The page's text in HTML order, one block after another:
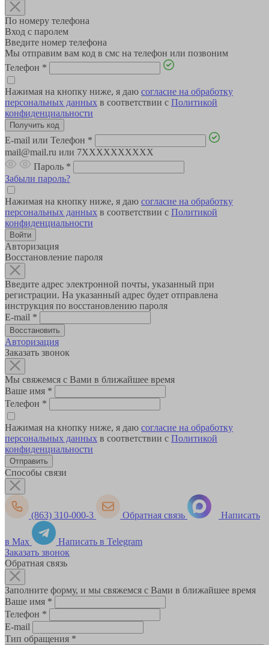
По номеру телефона
Вход с паролем
Введите номер телефона
Мы отправим вам код в смс на телефон или позвоним
Телефон *
Нажимая на кнопку ниже, я даю согласие на обработку
персональных данных в соответствии с Политикой
конфиденциальности
E-mail или Телефон *
mail@mail.ru или 7XXXXXXXXXX
Пароль *
Забыли пароль?
Нажимая на кнопку ниже, я даю согласие на обработку
персональных данных в соответствии с Политикой
конфиденциальности
Авторизация
Восстановление пароля
Введите адрес электронной почты, указанный при
регистрации. На указанный адрес будет отправлена
инструкция по восстановлению пароля
E-mail *
Авторизация
Заказать звонок
Мы свяжемся с Вами в ближайшее время
Ваше имя *
Телефон *
Нажимая на кнопку ниже, я даю согласие на обработку
персональных данных в соответствии с Политикой
конфиденциальности
Способы связи
(863) 310-000-3 Обратная связь Написать
в Max
Написать в Telegram
Заказать звонок
Обратная связь
Заполните форму, и мы свяжемся с Вами в ближайшее время
Ваше имя *
Телефон *
E-mail
Тип обращения *